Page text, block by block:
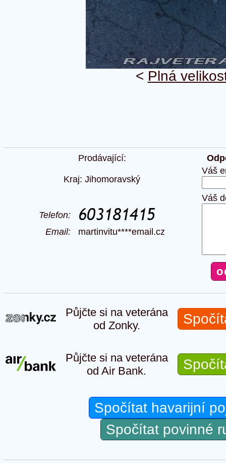
< Plná
Prodávající:
Kraj: Jihomoravský
Telefon:
Email: martinvitu****email.cz
Váš
Váš
Půjčte si na veterána
od Zonky.
Půjčte si na veterána
od Air Bank.
Spočítat havarijní
Spočítat povinné